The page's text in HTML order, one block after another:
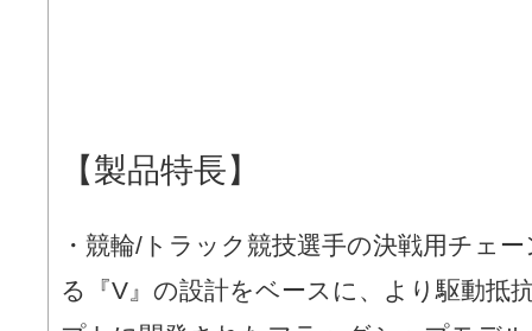
【製品特長】
・競輪/トラック競技選手の決戦用チェ
る『V』の設計をベースに、より駆動抵